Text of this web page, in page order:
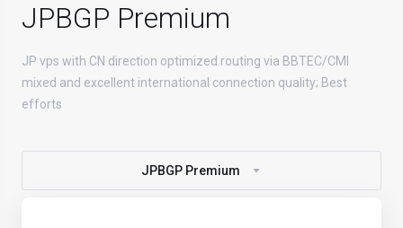
JPBGP Premium
JP vps with CN direction optimized routing via BBTEC/CMI
mixed and excellent international connection quality; Best
efforts
JPBGP Premium